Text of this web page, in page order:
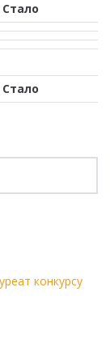
Стало
Стало
конкурсу